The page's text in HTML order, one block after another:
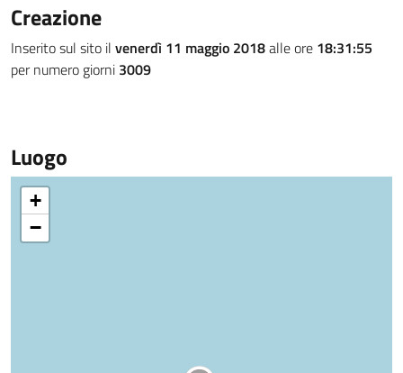
Creazione
Inserito sul sito il venerdì 11 maggio 2018alle ore 18:31:55
per numero giorni 3009
Luogo
+
−